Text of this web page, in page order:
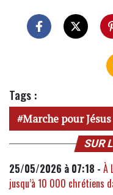
Tags :
Marche pour Jésus
SUR
25/05/2026 à 07:18 - À
jusqu’à 10 000 chrétiens